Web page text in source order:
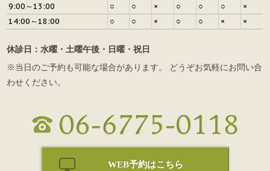
9:00～13:00
○ ○ × ○ ○ ○
×
14:00～18:00
○ ○ × ○ ○ × ×
休診日：水曜・土曜午後・日曜・祝日
※当日のご予約も可能な場合があります。 どうぞお気軽にお問い合
わせください。
WEB予約はこちら